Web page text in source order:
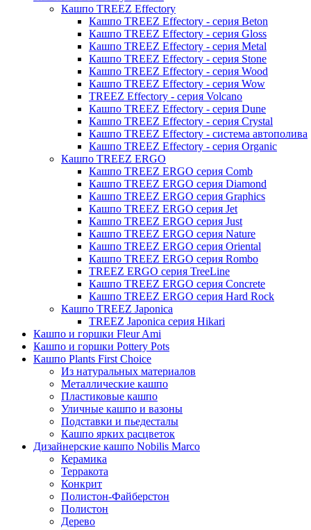
Кашпо TREEZ Effectory
Кашпо TREEZ Effectory - серия Beton
Кашпо TREEZ Effectory - серия Gloss
Кашпо TREEZ Effectory - серия Metal
Кашпо TREEZ Effectory - серия Stone
Кашпо TREEZ Effectory - серия Wood
Кашпо TREEZ Effectory - серия Wow
TREEZ Effectory - серия Volcano
Кашпо TREEZ Effectory - серия Dune
Кашпо TREEZ Effectory - серия Crystal
Кашпо TREEZ Effectory - система автополива
Кашпо TREEZ Effectory - серия Organic
Кашпо TREEZ ERGO
Кашпо TREEZ ERGO серия Comb
Кашпо TREEZ ERGO серия Diamond
Кашпо TREEZ ERGO серия Graphics
Кашпо TREEZ ERGO серия Jet
Кашпо TREEZ ERGO серия Just
Кашпо TREEZ ERGO серия Nature
Кашпо TREEZ ERGO серия Oriental
Кашпо TREEZ ERGO серия Rombo
TREEZ ERGO серия TreeLine
Кашпо TREEZ ERGO серия Concrete
Кашпо TREEZ ERGO серия Hard Rock
Кашпо TREEZ Japonica
TREEZ Japonica серия Hikari
Кашпо и горшки Fleur Ami
Кашпо и горшки Pottery Pots
Кашпо Plants First Choice
Из натуральных материалов
Металлические кашпо
Пластиковые кашпо
Уличные кашпо и вазоны
Подставки и пьедесталы
Кашпо ярких расцветок
Дизайнерские кашпо Nobilis Marco
Керамика
Терракота
Конкрит
Полистон-Файберстон
Полистон
Дерево